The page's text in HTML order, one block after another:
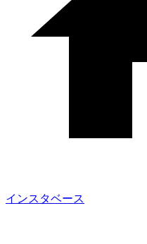
インスタベース